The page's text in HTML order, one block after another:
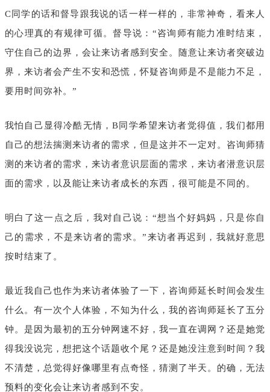
C同学的话和督导跟我说的话一样一样的，非常神奇，看来人
的心理真的有规律可循。督导说：“咨询师有能力准时结束，
守住自己的边界，会让来访者感到安全。随意让来访者突破边
界，来访者会产生不安和恐慌，怀疑咨询师是不是能力不足，
要用时间弥补。”
我怕自己显得冷酷无情，B同学希望来访者觉得值，我们都用
自己的想法揣测来访者的需求，但是这并不一定对。咨询师猜
测的来访者的需求，来访者意识层面的需求，来访者潜意识层
面的需求，以及能让来访者成长的东西，很可能是不同的。
明白了这一点之后，我对自己说：“想当个好妈妈，只是你自
己的需求，不是来访者的需求。”来访者再迟到，我就好意思
按时结束了。
最近我自己也作为来访者体验了一下，咨询师延长时间会发生
什么。有一次个人体验，不知为什么，我的咨询师延长了五分
钟。是因为最初的五分钟网速不好，我一直在调网？还是她觉
得我没说完，想把这个话题收个尾？还是她没注意到时间？我
不清楚，总觉得好像哪里有点奇怪，猜测了半天。的确，无法
预料的变化会让来访者感到不安。